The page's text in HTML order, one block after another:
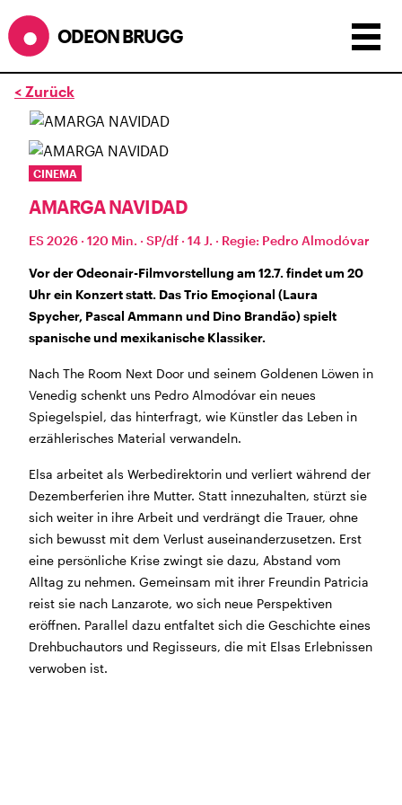
ODEON BRUGG
Anzeigen als:
ÖFFNUNGSZEITEN
während demODEONAirim
Barbetrieb im Geissenschachen ab 18 Uhr bis
Filmbeginn (Fr+Sa bis 1 Uhr)
Küche ab 18 bis 20.45 Uhr
Filmstart um 21.30 Uhr
Mittwoch geschlossen
SOMMERÖFFNUNGSZEITEN
CINEMA 2.7. bis 1.9. geschlossen
BÜHNE2.7. bis 3.9. geschlossen
ZMITTAG2.7. bis 9.8. geschlossen
BAR+BISTRO
10.7. bis 1.8. findet ihr unsere Bar ab 18
Uhr im Geissenschachen
ab dem 10.8. sind wir wieder im Haus und freuen uns
auf euch <3
STADTFEST BRUGG
während dem
Stadtfest Brugg
, 20. bis 30. August,
bleibt das Haus jeweils von Freitag Abend bis Montag
Morgen geschlossen
< Zurück
CINEMA
AMARGA NAVIDAD
ES 2026 · 120 Min. · SP/df · 14 J. · Regie: Pedro Almodóvar
Vor der Odeonair-Filmvorstellung am 12.7. findet um 20
Uhr ein Konzert statt. Das Trio Emoçional (Laura
Spycher, Pascal Ammann und Dino Brandão) spielt
spanische und mexikanische Klassiker.
Nach The Room Next Door und seinem Goldenen Löwen in
Venedig schenkt uns Pedro Almodóvar ein neues
Spiegelspiel, das hinterfragt, wie Künstler das Leben in
erzählerisches Material verwandeln.
Elsa arbeitet als Werbedirektorin und verliert während der
Dezemberferien ihre Mutter. Statt innezuhalten, stürzt sie
sich weiter in ihre Arbeit und verdrängt die Trauer, ohne
sich bewusst mit dem Verlust auseinanderzusetzen. Erst
eine persönliche Krise zwingt sie dazu, Abstand vom
Alltag zu nehmen. Gemeinsam mit ihrer Freundin Patricia
reist sie nach Lanzarote, wo sich neue Perspektiven
eröffnen. Parallel dazu entfaltet sich die Geschichte eines
Drehbuchautors und Regisseurs, die mit Elsas Erlebnissen
verwoben ist.